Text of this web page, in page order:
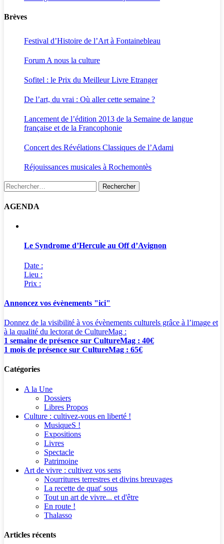
Brèves
Festival d’Histoire de l’Art à Fontainebleau
Forum A nous la culture
Sofitel : le Prix du Meilleur Livre Etranger
De l’art, du vrai : Où aller cette semaine ?
Lancement de l’édition 2013 de la Semaine de langue
française et de la Francophonie
Concert des Révélations Classiques de l’Adami
Réjouissances musicales à Rochemontès
Rechercher :
AGENDA
Le Syndrome d’Hercule au Off d’Avignon
Date :
Lieu :
Prix :
Annoncez vos évènements "ici"
Donnez de la visibilité à vos évènements culturels grâce à l’image et
à la qualité du lectorat de CultureMag :
1 semaine de présence sur CultureMag : 40€
1 mois de présence sur CultureMag : 65€
Catégories
A la Une
Dossiers
Libres Propos
Culture : cultivez-vous en liberté !
MusiqueS !
Expositions
Livres
Spectacle
Patrimoine
Art de vivre : cultivez vos sens
Nourritures terrestres et divins breuvages
La recette de quat' sous
Tout un art de vivre... et d'être
En route !
Thalasso
Articles récents